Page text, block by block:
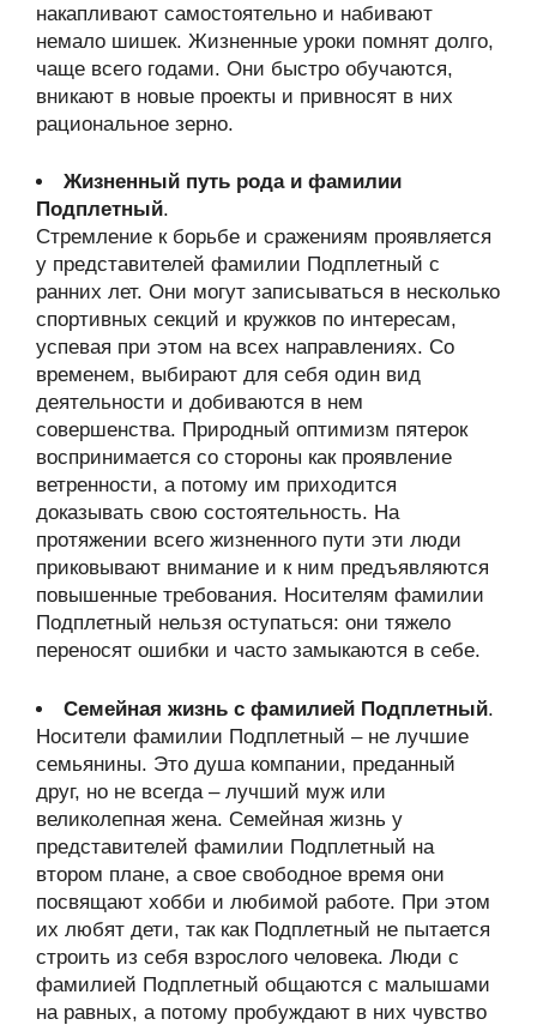
накапливают самостоятельно и набивают
немало шишек. Жизненные уроки помнят долго,
чаще всего годами. Они быстро обучаются,
вникают в новые проекты и привносят в них
рациональное зерно.
Жизненный путь рода и фамилии
Подплетный.
Стремление к борьбе и сражениям проявляется
у представителей фамилии Подплетный с
ранних лет. Они могут записываться в несколько
спортивных секций и кружков по интересам,
успевая при этом на всех направлениях. Со
временем, выбирают для себя один вид
деятельности и добиваются в нем
совершенства. Природный оптимизм пятерок
воспринимается со стороны как проявление
ветренности, а потому им приходится
доказывать свою состоятельность. На
протяжении всего жизненного пути эти люди
приковывают внимание и к ним предъявляются
повышенные требования. Носителям фамилии
Подплетный нельзя оступаться: они тяжело
переносят ошибки и часто замыкаются в себе.
Семейная жизнь с фамилией Подплетный.
Носители фамилии Подплетный – не лучшие
семьянины. Это душа компании, преданный
друг, но не всегда – лучший муж или
великолепная жена. Семейная жизнь у
представителей фамилии Подплетный на
втором плане, а свое свободное время они
посвящают хобби и любимой работе. При этом
их любят дети, так как Подплетный не пытается
строить из себя взрослого человека. Люди с
фамилией Подплетный общаются с малышами
на равных, а потому пробуждают в них чувство